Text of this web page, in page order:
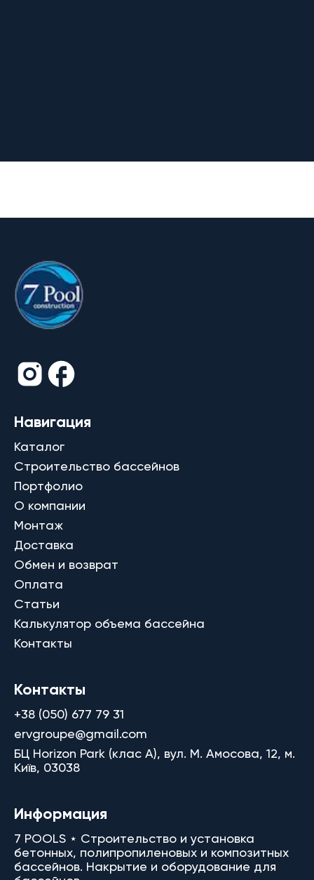
Навигация
Каталог
Строительство бассейнов
Портфолио
О компании
Монтаж
Доставка
Обмен и возврат
Оплата
Статьи
Калькулятор объема бассейна
Контакты
Контакты
+38 (050) 677 79 31
ervgroupe@gmail.com
БЦ Horizon Park (клас A), вул. М. Амосова, 12, м.
Київ, 03038
Информация
7 POOLS ⋆ Строительство и установка
бетонных, полипропиленовых и композитных
бассейнов. Накрытие и оборудование для